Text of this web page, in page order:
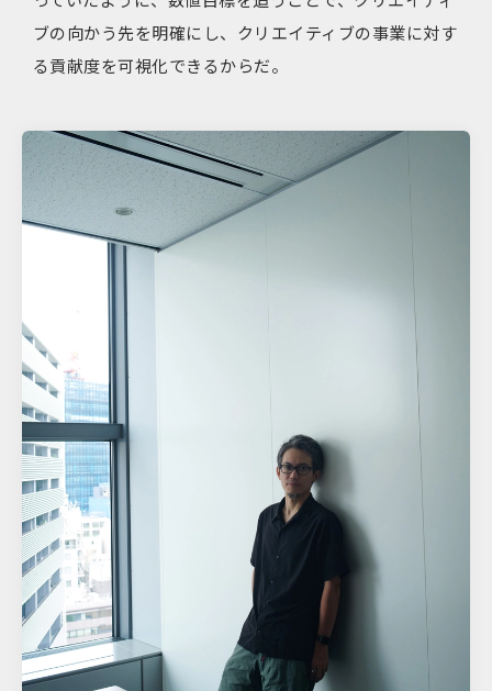
ブの向かう先を明確にし、クリエイティブの事業に対す
る貢献度を可視化できるからだ。